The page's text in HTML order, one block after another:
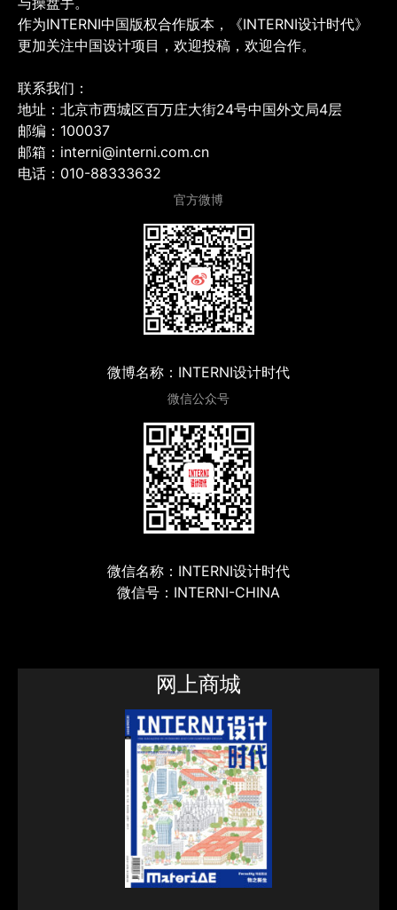
作为INTERNI中国版权合作版本，《INTERNI设计时代》
更加关注中国设计项目，欢迎投稿，欢迎合作。
联系我们：
地址：北京市西城区百万庄大街24号中国外文局4层
邮编：100037
邮箱：interni@interni.com.cn
电话：010-88333632
官方微博
微博名称：INTERNI设计时代
微信公众号
微信名称：INTERNI设计时代
微信号：INTERNI-CHINA
网上商城